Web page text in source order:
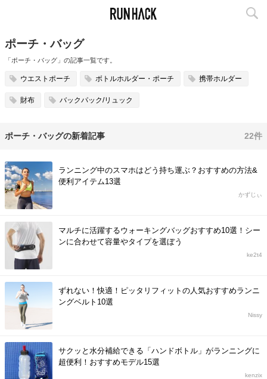
ポーチ・バッグ
「ポーチ・バッグ」の記事一覧です。
ウエストポーチ ボトルホルダー・ポーチ 携帯ホルダー
財布 バックパック/リュック
ポーチ・バッグの新着記事 22件
ランニング中のスマホはどう持ち運ぶ？おすすめの方法&
便利アイテム13選
かずじぃ
マルチに活躍するウォーキングバッグおすすめ10選！シー
ンに合わせて容量やタイプを選ぼう
ke2t4
ずれない！快適！ピッタリフィットの人気おすすめランニ
ングベルト10選
Nissy
サクッと水分補給できる「ハンドボトル」がランニングに
超便利！おすすめモデル15選
kenzix